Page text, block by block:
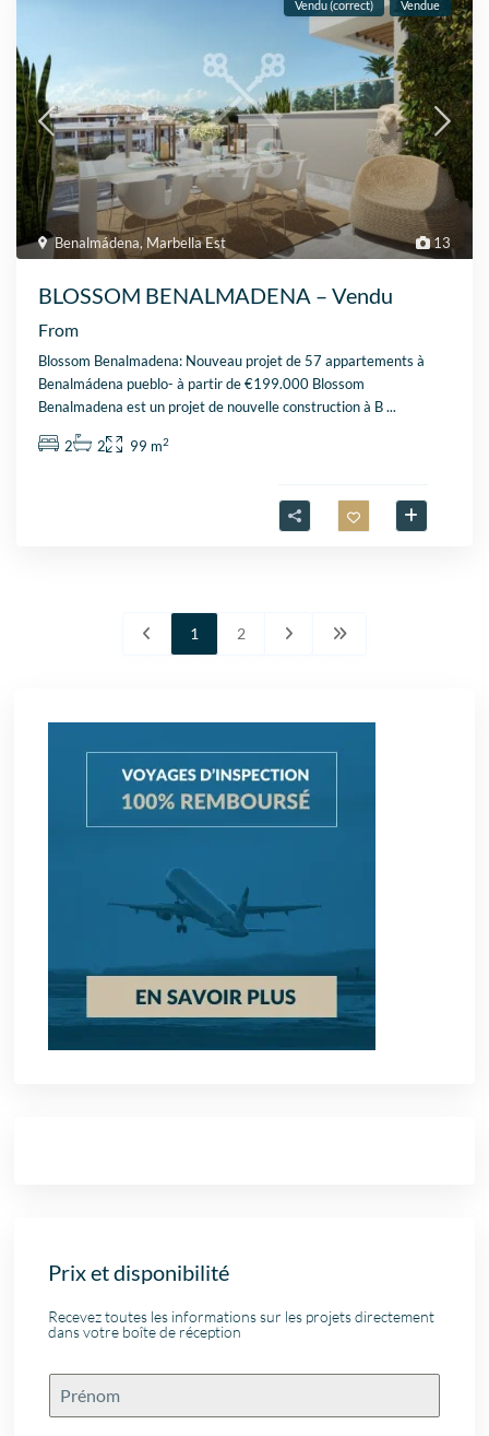
13
Benalmádena, Marbella Est
Vendu (correct) Vendue
BLOSSOM BENALMADENA – Vendu
From
Blossom Benalmadena: Nouveau projet de 57 appartements à
Benalmádena pueblo- à partir de €199.000 Blossom
Benalmadena est un projet de nouvelle construction à B...
2 2 99 m2
1 2
Prix et disponibilité
Recevez toutes les informations sur les projets directement
dans votre boîte de réception